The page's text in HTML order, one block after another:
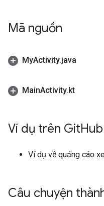
Mã nguồn
MyActivity.java
MainActivity.kt
Ví dụ trên GitHub
Ví dụ về quảng cáo
Câu chuyện